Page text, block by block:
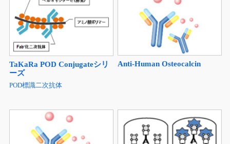
TaKaRa POD Conjugateシリ
ーズ
POD標識二次抗体
Anti-Human Osteocalcin